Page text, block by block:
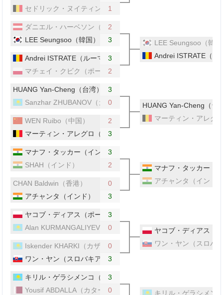
セドリック・ヌイティンク（ベルギー）
1
ダニエル・ハーベソン（オーストリア）
2
LEE Seungsoo（韓国）
3
Andrei ISTRATE（ルーマニア）
3
マチェイ・クビク（ポーランド）
2
HUANG Yan-Cheng（台湾）
3
Sanzhar ZHUBANOV（カザフスタン）
0
WEN Ruibo（中国）
2
マーティン・アレグロ（ベルギー）
3
マナフ・タッカー（インド）
3
SHAH（インド）
2
CHAN Baldwin（香港）
0
アチャンタ（インド）
3
ヤコブ・ディアス（ポーランド）
3
Alan KURMANGALIYEV（カザフスタン）
0
Iskender KHARKI（カザフスタン）
0
ワン・ヤン（スロバキア）3
キリル・ゲラシメンコ（カザフスタン）
3
Yousif ABDALLA（カタール）
0
LEE Seungsoo（韓
Andrei ISTRATE（ル
HUANG Yan-Cheng（台
マーティン・アレグ
マナフ・タッカー（
アチャンタ（インド
ヤコブ・ディアス（
ワン・ヤン（スロバ
キリル・ゲラシメン